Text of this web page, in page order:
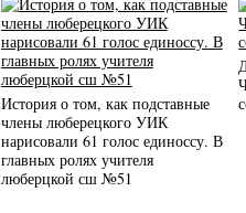
История о том, как подставные
члены люберецкого УИК
нарисовали 61 голос единоссу. В
главных ролях учителя
люберцкой сш №51